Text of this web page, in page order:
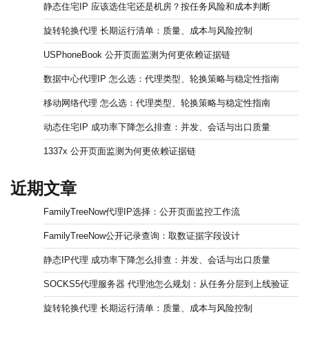
静态住宅IP 应该选住宅还是机房？按任务风险和成本判断
旋转轮换代理 长期运行清单：质量、成本与风险控制
USPhoneBook 公开页面监测为何更依赖证据链
数据中心代理IP 怎么选：代理类型、轮换策略与稳定性指南
移动网络代理 怎么选：代理类型、轮换策略与稳定性指南
动态住宅IP 成功率下降怎么排查：并发、会话与出口质量
1337x 公开页面监测为何更依赖证据链
近期文章
FamilyTreeNow代理IP选择：公开页面监控工作流
FamilyTreeNow公开记录查询：取数证据字段设计
静态IP代理 成功率下降怎么排查：并发、会话与出口质量
SOCKS5代理服务器 代理池怎么规划：从任务分层到上线验证
旋转轮换代理 长期运行清单：质量、成本与风险控制